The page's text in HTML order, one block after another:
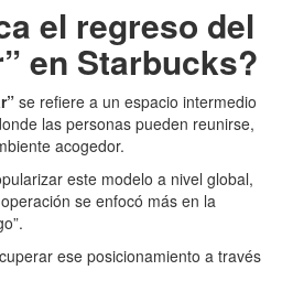
el regreso del
en Starbucks?
se refiere a un espacio intermedio
las personas pueden reunirse,
acogedor.
este modelo a nivel global,
se enfocó más en la
ese posicionamiento a través